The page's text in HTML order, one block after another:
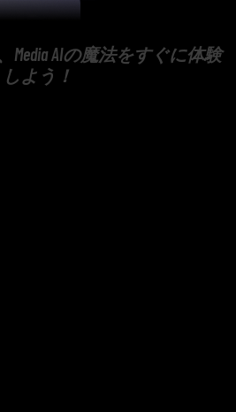
AIの魔法をすぐに体験
しよう！